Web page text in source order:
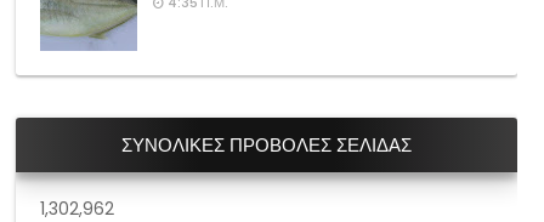
ΣΥΝΟΛΙΚΕΣ ΠΡΟΒΟΛΕΣ ΣΕΛΙΔΑΣ
1,302,962